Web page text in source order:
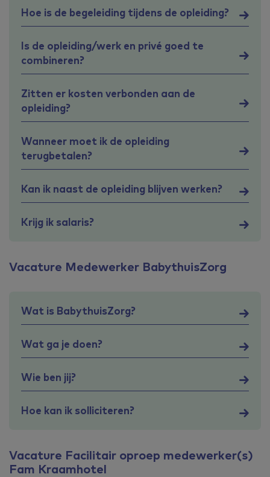
Hoe is de begeleiding tijdens de opleiding?
Is de opleiding/werk en privé goed te
combineren?
Zitten er kosten verbonden aan de
opleiding?
Wanneer moet ik de opleiding
terugbetalen?
Kan ik naast de opleiding blijven werken?
Krijg ik salaris?
Vacature Medewerker BabythuisZorg
Wat is BabythuisZorg?
Wat ga je doen?
Wie ben jij?
Hoe kan ik solliciteren?
Vacature Facilitair oproep medewerker(s)
Fam Kraamhotel